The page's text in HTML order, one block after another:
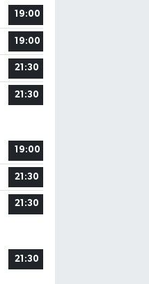
19:00
19:00
21:30
21:30
19:00
21:30
21:30
21:30